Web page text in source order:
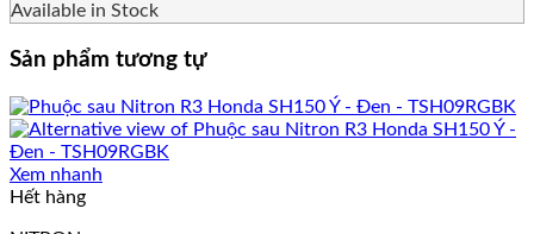
Available in Stock
Sản phẩm tương tự
Xem nhanh
Hết hàng